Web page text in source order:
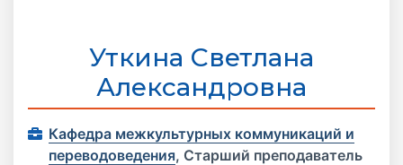
Уткина Светлана
Александровна
Кафедра межкультурных коммуникаций и
переводоведения, Старший преподаватель